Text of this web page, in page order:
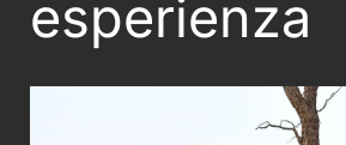
esperienza